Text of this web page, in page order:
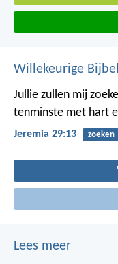
Willekeurige
Jullie zullen mij
tenminste met hart
Jeremia 29:13 zoeken
Lees meer